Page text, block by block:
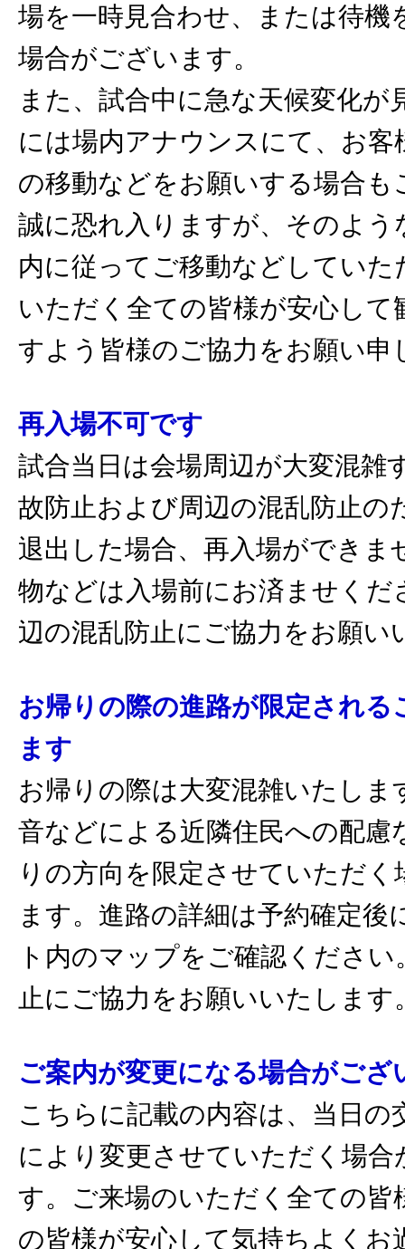
場を一時見合わせ、または待機
場合がございます。
また、試合中に急な天候変化が
には場内アナウンスにて、お客
の移動などをお願いする場合も
誠に恐れ入りますが、そのよう
内に従ってご移動などしていた
いただく全ての皆様が安心して
すよう皆様のご協力をお願い申
再入場不可です
試合当日は会場周辺が大変混雑
故防止および周辺の混乱防止の
退出した場合、再入場ができま
物などは入場前にお済ませくだ
辺の混乱防止にご協力をお願い
お帰りの際の進路が限定される
ます
お帰りの際は大変混雑いたしま
音などによる近隣住民への配慮
りの方向を限定させていただく
ます。進路の詳細は予約確定後
ト内のマップをご確認ください
止にご協力をお願いいたします
ご案内が変更になる場合がござ
こちらに記載の内容は、当日の
により変更させていただく場合
す。ご来場のいただく全ての皆
の皆様が安心して気持ちよくお